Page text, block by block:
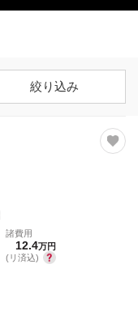
絞り込み
諸費用
12.4万円
(リ済込)